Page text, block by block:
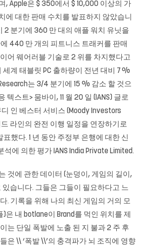
, Apple은 $ 350에서 $ 10,000 이상의 가
에 대한 판매 수치를 발표하지 않았습니
2 분기에 360 만 대의 애플 워치 유닛을
440 만 개의 피트니스 트래커를 판매
어 웨어러블 기술로 ​​2 위를 차지했다고
세계 태블릿 PC 출하량이 전년 대비 7 %
는 3/4 분기에 15 % 감소 할 것으
텍스트> 뭄바이, 11 월 20 일 (IANS) 글로
인 베스터 서비스 (Moody Investors
라인의 완전 이행 일정을 연장하기로
표했다. 1 년 동안 주정부 은행에 대한 신
석에 의한 평가 IANS India Private Limited.
것에 관한 데이터 (눈덩이, 게임의 길이,
습니다. 그들은 그들이 필요하다고 느
. 기록을 위해 나의 최신 게임의 거의 모
은 내 botlane이 Brand를 먹인 위치를 제
는 단일 폭발에 노출 된 지 불과 2 주 후
은 \\ ‘폭발 \\’의 충격파가 뇌 조직에 영향